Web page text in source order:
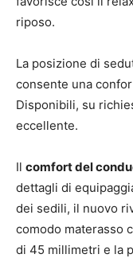
riposo.
La posizione di
consente una
Disponibili, su
eccellente.
Il comfort del
dettagli di
dei sedili, il nuovo
comodo materasso
di 45 millimetri e la